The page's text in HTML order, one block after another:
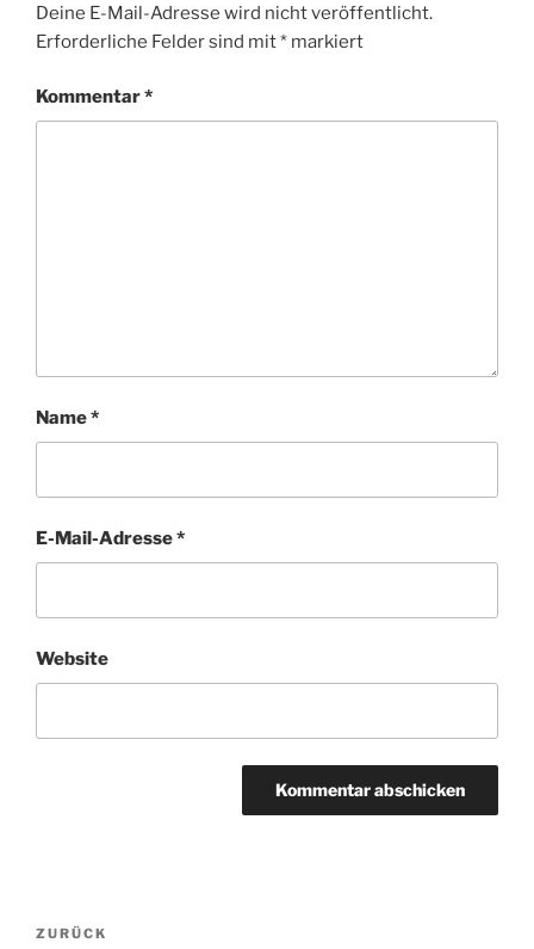
Deine E-Mail-Adresse wird nicht veröffentlicht.
Erforderliche Felder sind mit* markiert
Kommentar*
Name*
E-Mail-Adresse*
Website
Beitragsnavigation
Vorheriger
ZURÜCK